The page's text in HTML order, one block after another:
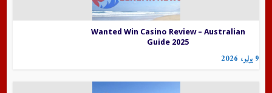
Wanted Win Casino Review – Australian
Guide 2025
9 يوليو، 2026